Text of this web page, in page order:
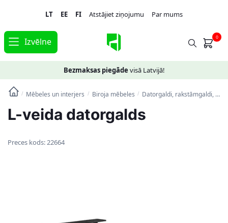
navigation
content
LT EE FI Atstājiet ziņojumu Par mums
Izvēlne 0
Bezmaksas piegāde visā Latvijā!
/ Mēbeles un interjers / Biroja mēbeles / Datorgaldi, rakstāmgaldi, biroja galdi
L-veida datorgalds
Preces kods:22664